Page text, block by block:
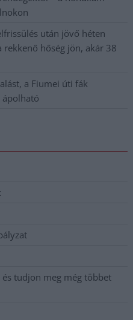
után jövő héten
hőség jön, akár 38
a Fiumei úti fák
ápolható
tudjon meg még többet